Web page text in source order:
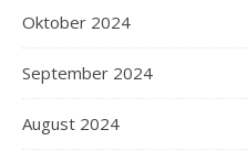
Oktober 2024
September 2024
August 2024